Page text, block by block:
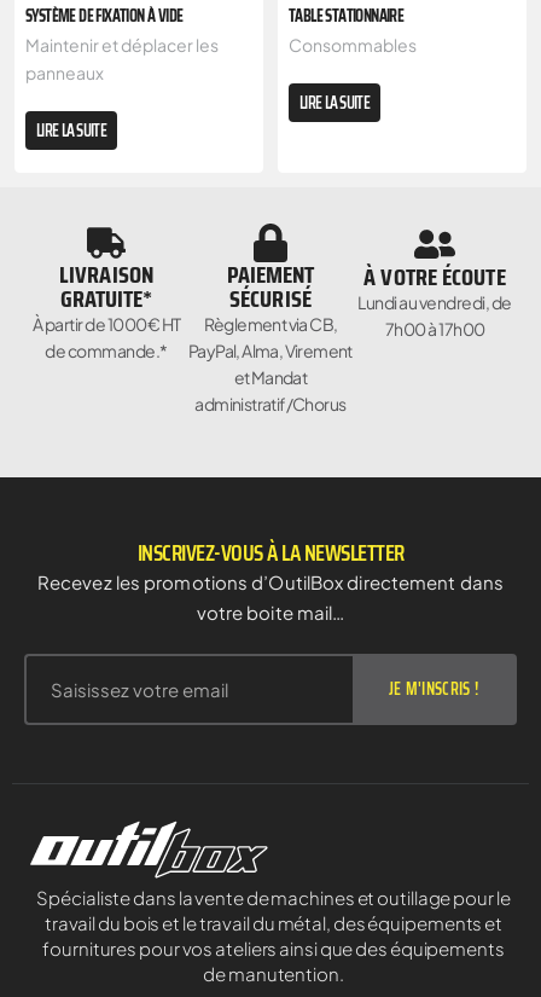
SYSTÈME DE FIXATION À VIDE
Maintenir et déplacer les
panneaux
LIRE LA SUITE
TABLE STATIONNAIRE
Consommables
LIRE LA SUITE
LIVRAISON
GRATUITE*
À partir de 1000€ HT
de commande.*
PAIEMENT
SÉCURISÉ
Règlement via CB,
PayPal, Alma, Virement
et Mandat
administratif/Chorus
À VOTRE ÉCOUTE
Lundi au vendredi, de
7h00 à 17h00
INSCRIVEZ-VOUS À LA NEWSLETTER
Recevez les promotions d’OutilBox directement dans
votre boite mail…
JE M'INSCRIS !
Spécialiste dans la vente de machines et outillage pour le
travail du bois et le travail du métal, des équipements et
fournitures pour vos ateliers ainsi que des équipements
de manutention.